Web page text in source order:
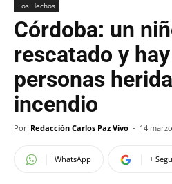
Los Hechos
Córdoba: un
rescatado y
personas
incendio
Por Redacción Carlos Paz Vivo - 14
WhatsApp +